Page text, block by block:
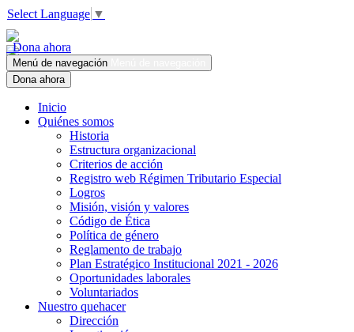
Select Language ▼
Dona ahora
Menú de navegación
Dona ahora
Inicio
Quiénes somos
Historia
Estructura organizacional
Criterios de acción
Registro web Régimen Tributario Especial
Logros
Misión, visión y valores
Código de Ética
Política de género
Reglamento de trabajo
Plan Estratégico Institucional 2021 - 2026
Oportunidades laborales
Voluntariados
Nuestro quehacer
Dirección